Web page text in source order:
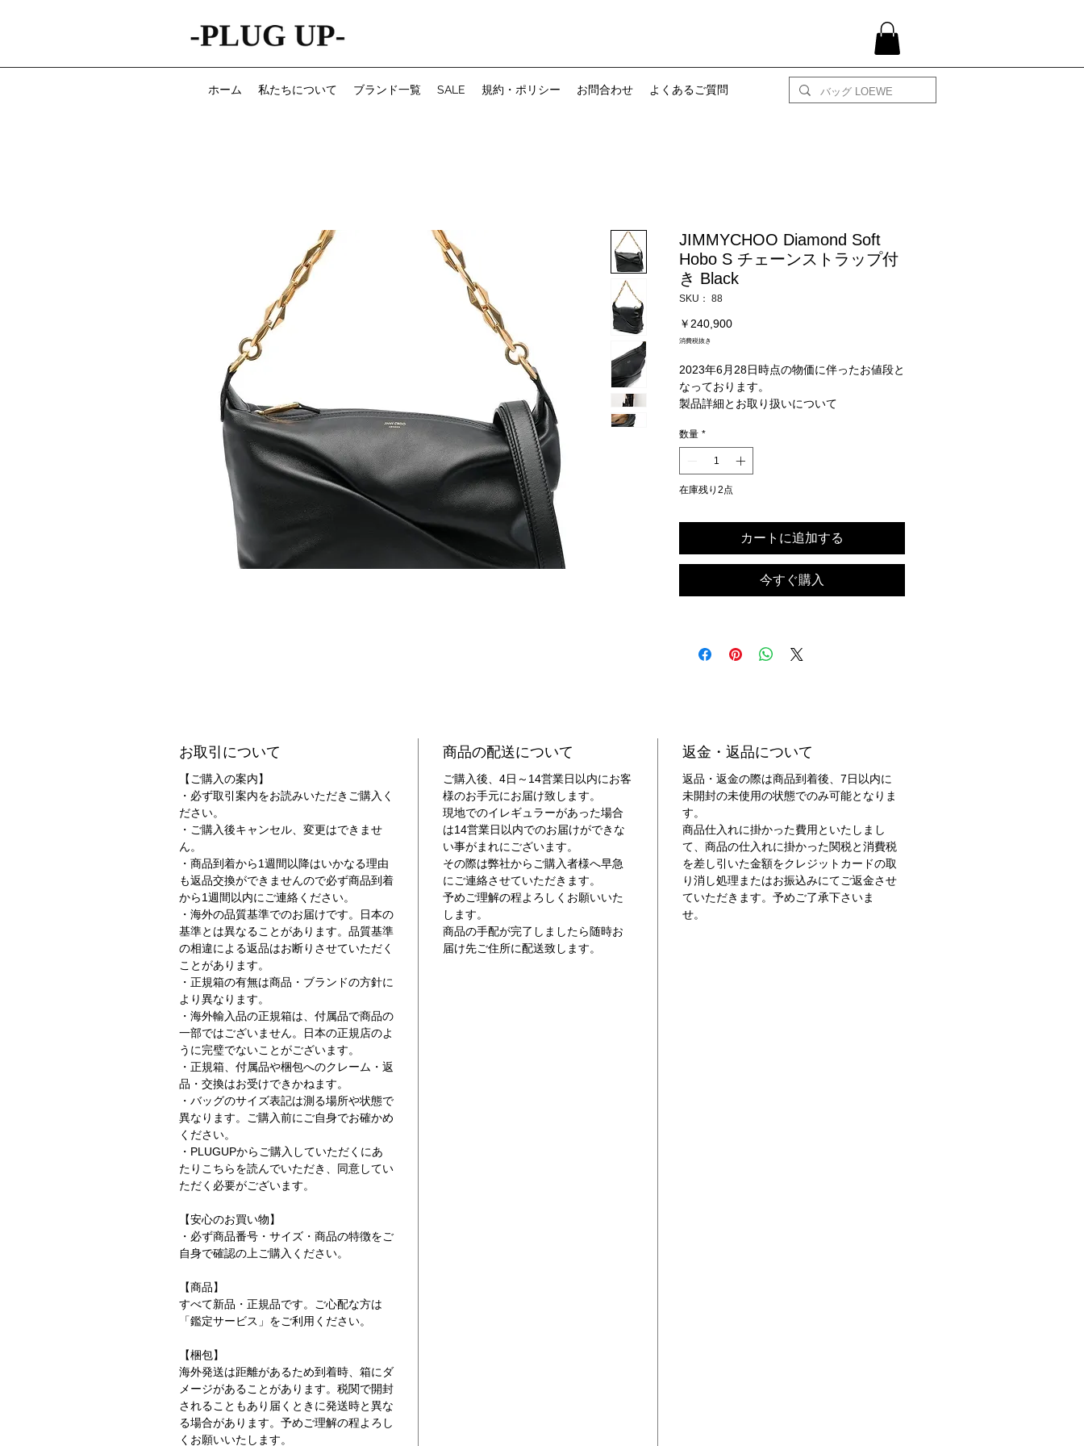
ホーム 私たちについて ブランド一覧 SALE 規約・ポリシー お問合わせ よくあるご質問
JIMMYCHOO Diamond Soft
Hobo S チェーンストラップ付
き Black
SKU： 88
￥240,900価
消費税抜き
2023年6月28日時点の物価に伴ったお値段と
なっております。
製品詳細とお取り扱いについて
製品番号 DIAMONDSOFTHOBOSAQK
Diamond ファミリーから登場したスモール
サイズのソフトホーボーバッグ。シリーズ限
定のブラスチェーンストラップでコンテンポ
した。この上なく滑らかなイタリア製カーフ
レザーを使用した柔らかなシルエットが、エ
レガントでモダンな雰囲気を演出します。取
り外し可能なストラップを活用して、昼夜を
問わず幅広いシーンで楽しめます。
内側ポケット
数量 *
在庫残り2点
カートに追加する
今すぐ購入
お取引について
【ご購入の案内】
・必ず取引案内をお読みいただきご購入く
ださい。
・ご購入後キャンセル、変更はできませ
ん。
・商品到着から1週間以降はいかなる理由
も返品交換ができませんので必ず商品到着
から1週間以内にご連絡ください。
・海外の品質基準でのお届けです。日本の
基準とは異なることがあります。品質基準
の相違による返品はお断りさせていただく
ことがあります。
・正規箱の有無は商品・ブランドの方針に
より異なります。
・海外輸入品の正規箱は、付属品で商品の
一部ではございません。日本の正規店のよ
うに完璧でないことがございます。
・正規箱、付属品や梱包へのクレーム・返
品・交換はお受けできかねます。
・バッグのサイズ表記は測る場所や状態で
異なります。ご購入前にご自身でお確かめ
ください。
・PLUGUPからご購入していただくにあ
たりこちらを読んでいただき、同意してい
ただく必要がございます。
【安心のお買い物】
・必ず商品番号・サイズ・商品の特徴をご
自身で確認の上ご購入ください。
【商品】
すべて新品・正規品です。ご心配な方は
「鑑定サービス」をご利用ください。
【梱包】
海外発送は距離があるため到着時、箱にダ
メージがあることがあります。税関で開封
されることもあり届くときに発送時と異な
る場合があります。予めご理解の程よろし
くお願いいたします。
商品の配送について
ご購入後、4日～14営業日以内にお客
様のお手元にお届け致します。
現地でのイレギュラーがあった場合
は14営業日以内でのお届けができな
い事がまれにございます。
その際は弊社からご購入者様へ早急
にご連絡させていただきます。
予めご理解の程よろしくお願いいた
します。
商品の手配が完了しましたら随時お
届け先ご住所に配送致します。
返金・返品について
返品・返金の際は商品到着後、7日以内に
未開封の未使用の状態でのみ可能となりま
す。
商品仕入れに掛かった費用といたしまし
て、商品の仕入れに掛かった関税と消費税
を差し引いた金額をクレジットカードの取
り消し処理またはお振込みにてご返金させ
ていただきます。予めご了承下さいま
せ。